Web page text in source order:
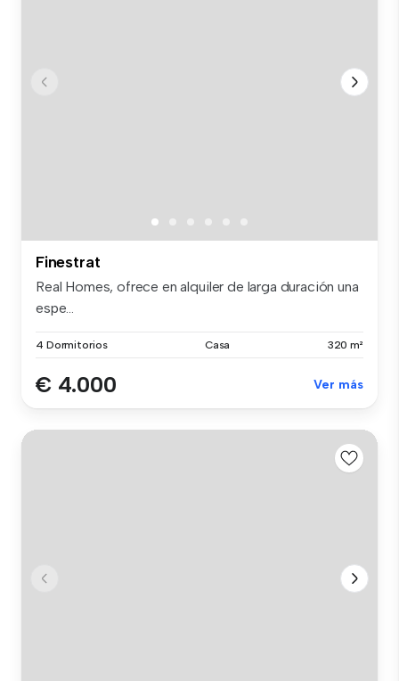
Finestrat
Real Homes, ofrece en alquiler de larga duración una
espe...
4 Dormitorios Casa 320 m²
€ 4.000 Ver más